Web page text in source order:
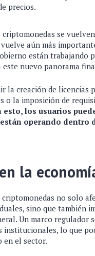
precios.
criptomonedas se
aún más
están trabajando
este nuevo panorama
la creación de licencias
o la imposición de
esto, los usuarios
operando dentro
la
no solo
sino que también
Un marco regulador
institucionales, lo que
en el sector.